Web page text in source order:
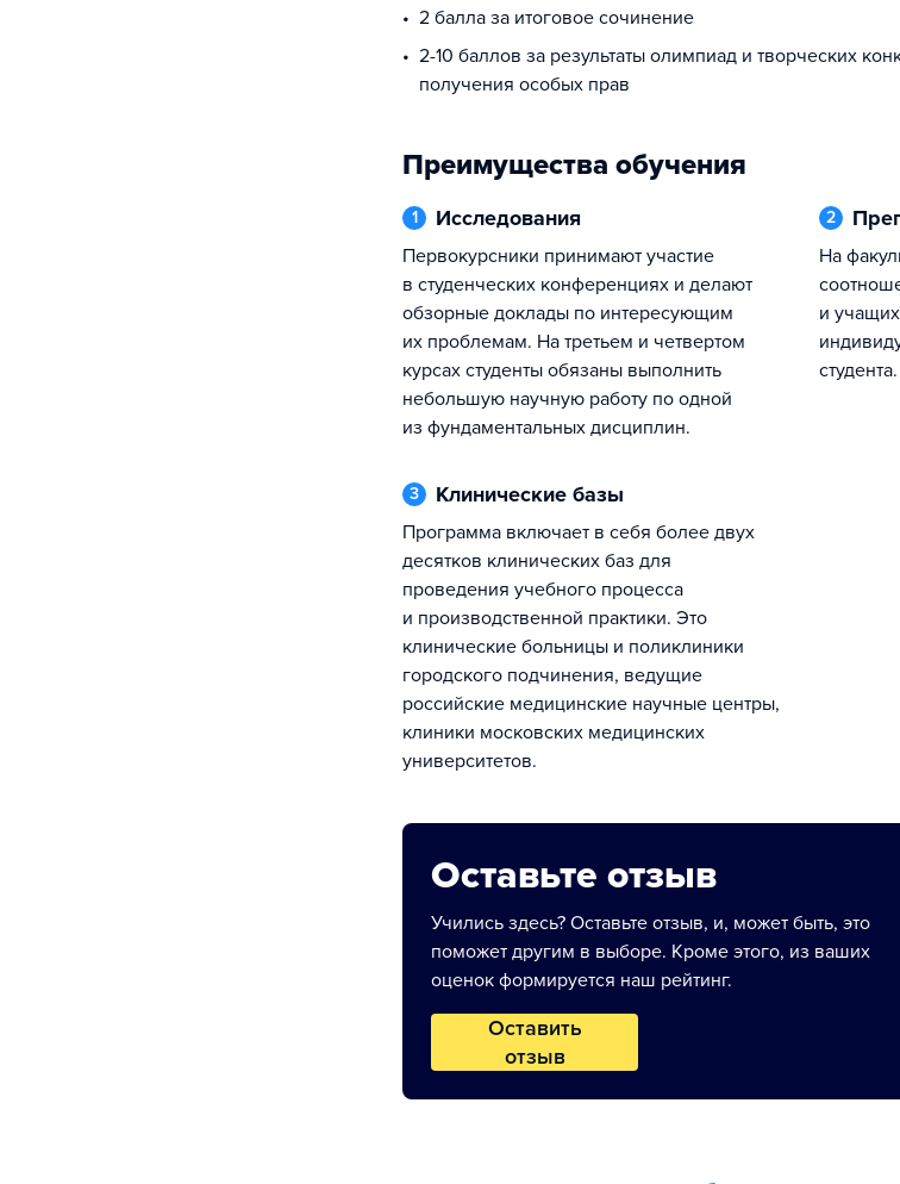
2 балла за итоговое сочинение
2-10 баллов за результаты олимпиад и творческих
получения особых прав
Преимущества обучения
1 Исследования
Первокурсники принимают участие
в студенческих конференциях и делают
обзорные доклады по интересующим
их проблемам. На третьем и четвертом
курсах студенты обязаны выполнить
небольшую научную работу по одной
из фундаментальных дисциплин.
2
На факультете сложилось уникальное
и
студента.
3 Клинические базы
Программа включает в себя более двух
десятков клинических баз для
проведения учебного процесса
и производственной практики. Это
клинические больницы и поликлиники
городского подчинения, ведущие
российские медицинские научные центры,
клиники московских медицинских
университетов.
Оставьте отзыв
Учились здесь? Оставьте отзыв, и, может быть, это
поможет другим в выборе. Кроме этого, из ваших
оценок формируется наш рейтинг.
Оставить
отзыв